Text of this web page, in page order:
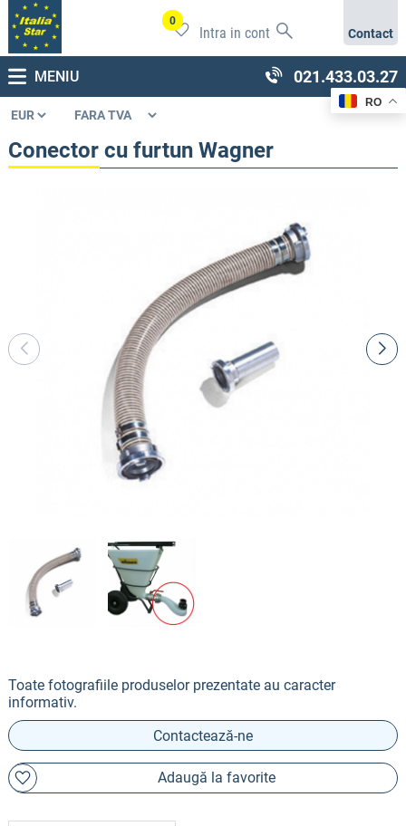
0
Intra in cont Contact
MENIU 021.433.03.27
Conector cu furtun Wagner
Toate fotografiile produselor prezentate au caracter
informativ.
Contactează-ne
Adaugă la favorite
RO